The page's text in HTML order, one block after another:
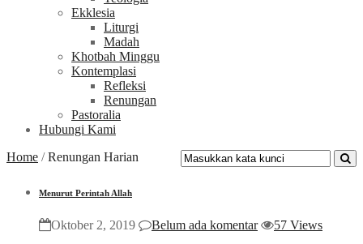
Ekklesia
Liturgi
Madah
Khotbah Minggu
Kontemplasi
Refleksi
Renungan
Pastoralia
Hubungi Kami
Home /Renungan Harian
Menurut Perintah Allah
Oktober 2, 2019 Belum ada komentar
57 Views